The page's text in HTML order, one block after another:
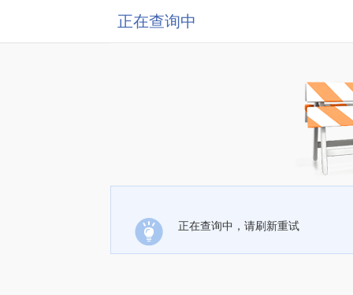
正在查询中
正在查询中，请刷新重试